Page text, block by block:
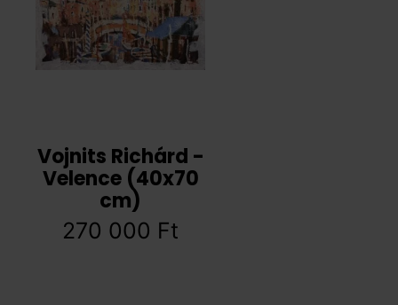
Vojnits Richárd -
Velence (40x70
cm)
270 000 Ft